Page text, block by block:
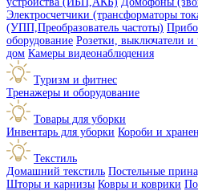
Электросчетчики (трансформаторы
(УПП,Преобразователь частоты)
оборудование Розетки, выключатели и
дом Камеры видеонаблюдения
Туризм и фитнес
Тренажеры и оборудование
Товары для уборки
Инвентарь для уборки Короби и
Текстиль
Домашний текстиль Постельные
Шторы и карнизы Ковры и коврики